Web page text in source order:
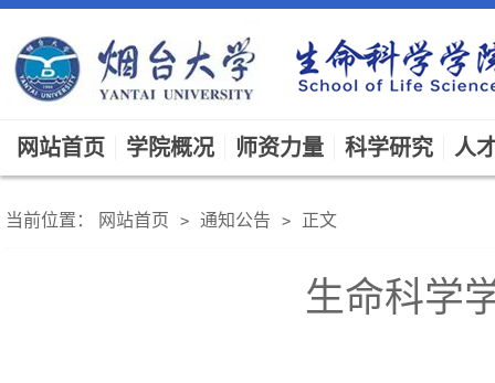
网站首页 学院概况 师资力量 科学研究 人
当前位置： 网站首页 > 通知公告 > 正文
生命科学